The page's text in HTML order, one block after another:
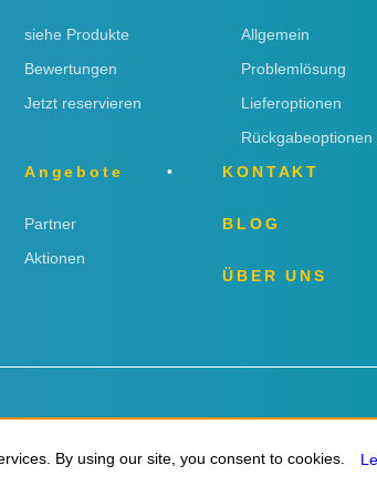
siehe Produkte
Bewertungen
Jetzt reservieren
Allgemein
Problemlösung
Lieferoptionen
Rückgabeoptionen
Angebote
Partner
Aktionen
KONTAKT
BLOG
ÜBER UNS
By using our site, you consent to cookies.
By using our site, you consent to cookies.